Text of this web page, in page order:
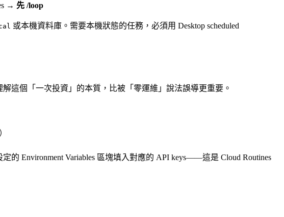
→ 先 /loop
或本機資料庫。需要本機狀態的任務，必須用 Desktop scheduled
解這個「一次投資」的本質，比被「零運維」說法誤導更重要。
的 Environment Variables 區塊填入對應的 API keys——這是 Cloud Routines